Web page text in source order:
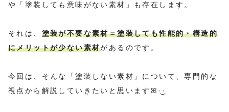
や「塗装しても意味がない素材」も存在します。
それは、 塗装が不要な素材＝塗装しても性能的・構造的
にメリットが少ない素材があるのです。
今回は、そんな「塗装しない素材」について、専門的な
視点から解説していきたいと思いますꕤ︎︎·͜·